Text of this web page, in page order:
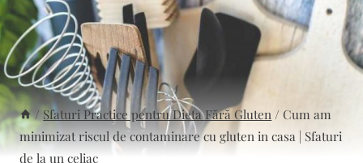
/ Sfaturi Practice pentru Dieta Fără Gluten / Cum am
minimizat riscul de contaminare cu gluten in casa | Sfaturi
de la un celiac